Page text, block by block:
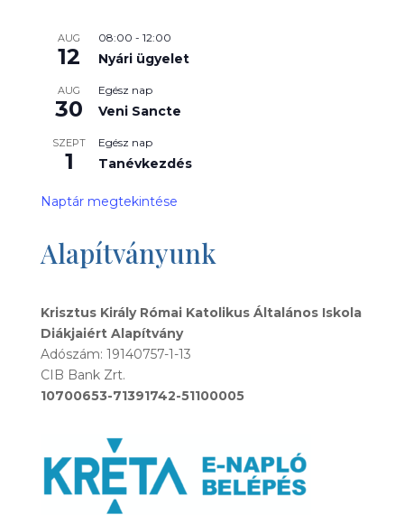
AUG
12
08:00 - 12:00
Nyári ügyelet
AUG
30
Egész nap
Veni Sancte
SZEPT
1
Egész nap
Tanévkezdés
Naptár megtekintése
Alapítványunk
Krisztus Király Római Katolikus Általános Iskola
Diákjaiért Alapítvány
Adószám: 19140757-1-13
CIB Bank Zrt.
10700653-71391742-51100005